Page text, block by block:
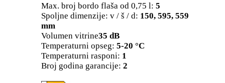
Max. broj bordo flaša od 0,75 l: 5
Spoljne dimenzije: v / š / d: 150, 595, 559
mm
Volumen vitrine35 dB
Temperaturni opseg: 5-20 °C
Temperaturni rasponi: 1
Broj godina garancije: 2